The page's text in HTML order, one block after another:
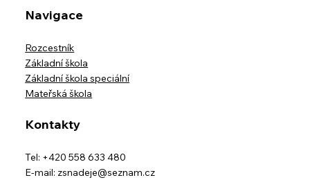
Navigace
Rozcestník
Základní škola
Základní škola speciální
Mateřská škola
Kontakty
Tel: +420 558 633 480
E-mail: zsnadeje@seznam.cz